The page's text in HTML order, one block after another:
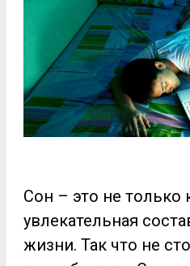
Сон – это не только
увлекательная
жизни. Так что не